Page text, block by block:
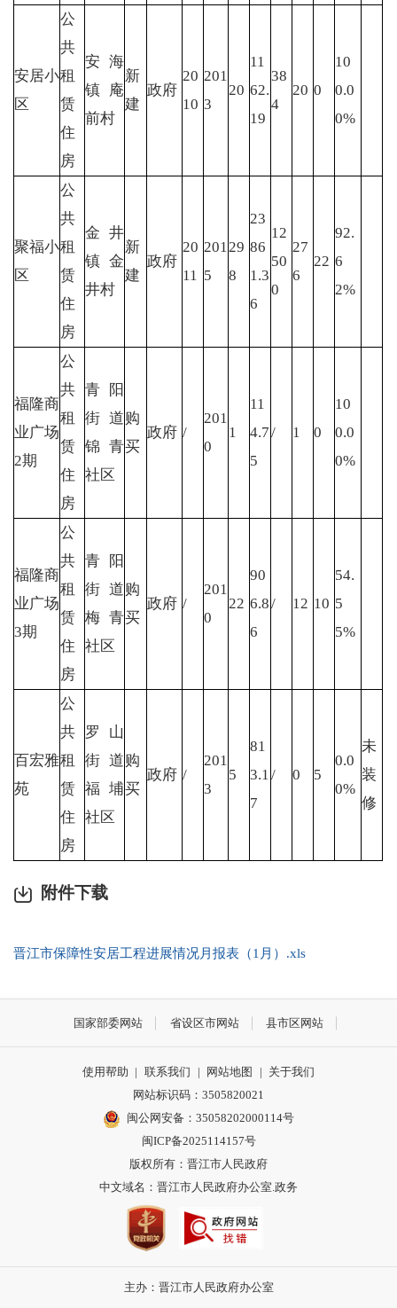
安居小
区
公
共
租
赁
住
房
安海
镇庵
前村
新
建
政府
20
10
201
3
20
11
62.
19
38
4
20 0
10
0.0
0%
聚福小
区
公
共
租
赁
住
房
金井
镇金
井村
新
建
政府
20
11
201
5
29
8
23
86
1.3
6
12
50
0
27
6
22
92.
6
2%
福隆商
业广场
2期
公
共
租
赁
住
房
青阳
街道
锦青
社区
购
买
政府 /
201
0
1
11
4.7
5
/ 1 0
10
0.0
0%
福隆商
业广场
3期
公
共
租
赁
住
房
青阳
街道
梅青
社区
购
买
政府 /
201
0
22
90
6.8
6
/ 12 10
54.
5
5%
百宏雅
苑
公
共
租
赁
住
房
罗山
街道
福埔
社区
购
买
政府 /
201
3
5
81
3.1
7
/ 0 5
0.0
0%
未
装
修
附件下载
晋江市保障性安居工程进展情况月报表（1月）.xls
国家部委网站 省设区市网站 县市区网站
使用帮助 | 联系我们 | 网站地图 | 关于我们
网站标识码：3505820021
闽公网安备：35058202000114号
闽ICP备2025114157号
版权所有：晋江市人民政府
中文域名：晋江市人民政府办公室.政务
主办：晋江市人民政府办公室